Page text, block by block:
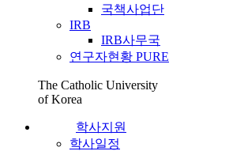
국책사업단
IRB
IRB사무국
연구자현황 PURE
The Catholic University
of Korea
학사지원
학사일정